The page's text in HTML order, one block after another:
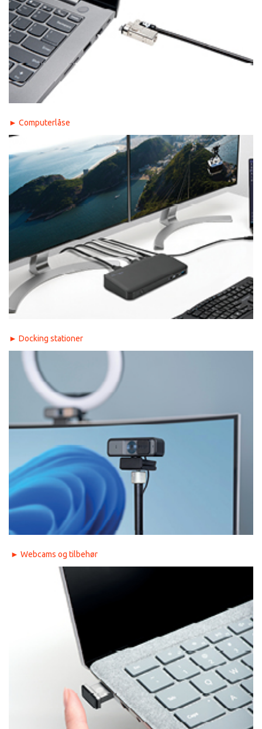
► Computerlåse
► Docking stationer
► Webcams og tilbehør